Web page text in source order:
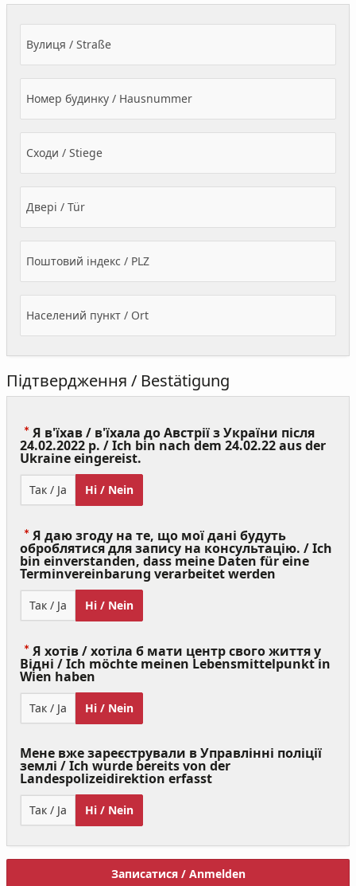
Вулиця / Straße
Номер будинку / Hausnummer
Сходи / Stiege
Двері / Tür
Поштовий індекс / PLZ
Населений пункт / Ort
Підтвердження / Bestätigung
Я в'їхав / в'їхала до Австрії з України після
24.02.2022 р. / Ich bin nach dem 24.02.22 aus der
Ukraine eingereist.
Required)
Так / Ja Ні / Nein
Я даю згоду на те, що мої дані будуть
оброблятися для запису на консультацію. / Ich
bin einverstanden, dass meine Daten für eine
Terminvereinbarung verarbeitet werden
Так / Ja Ні / Nein
Я хотів / хотіла б мати центр свого життя у
Відні / Ich möchte meinen Lebensmittelpunkt in
Wien haben
Required)
Так / Ja Ні / Nein
Мене вже зареєстрували в Управлінні поліції
землі / Ich wurde bereits von der
Landespolizeidirektion erfasst
Так / Ja Ні / Nein
Записатися / Anmelden